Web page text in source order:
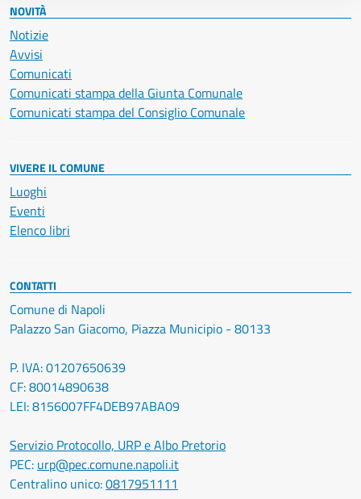
NOVITÀ
Notizie
Avvisi
Comunicati
Comunicati stampa della Giunta Comunale
Comunicati stampa del Consiglio Comunale
VIVERE IL COMUNE
Luoghi
Eventi
Elenco libri
CONTATTI
Comune di Napoli
Palazzo San Giacomo, Piazza Municipio - 80133
P. IVA: 01207650639
CF: 80014890638
LEI: 8156007FF4DEB97ABA09
Servizio Protocollo, URP e Albo Pretorio
PEC: urp@pec.comune.napoli.it
Centralino unico:0817951111